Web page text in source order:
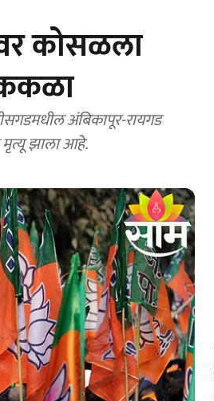
कोसळला
अंबिकापूर-रायगड
मृत्यू झाला आहे.